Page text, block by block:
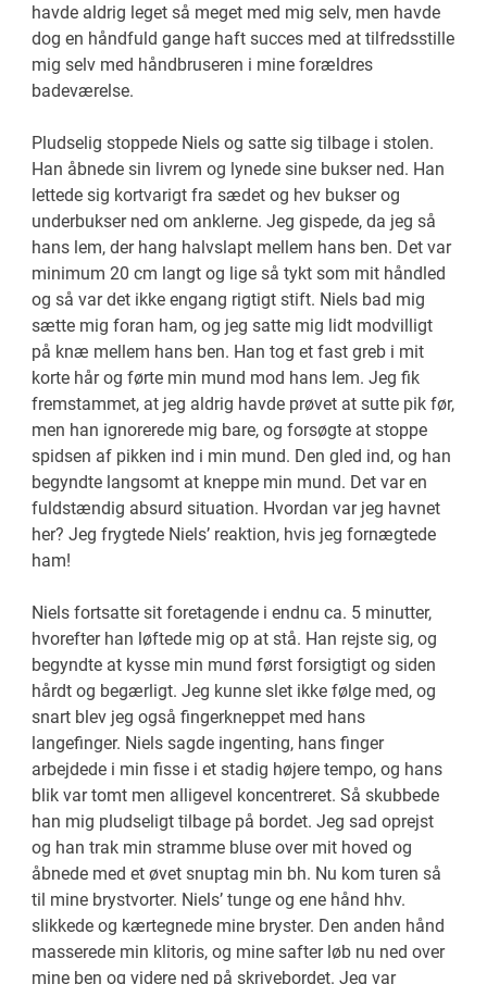
havde aldrig leget så meget med mig selv, men havde
dog en håndfuld gange haft succes med at tilfredsstille
mig selv med håndbruseren i mine forældres
badeværelse.
Pludselig stoppede Niels og satte sig tilbage i stolen.
Han åbnede sin livrem og lynede sine bukser ned. Han
lettede sig kortvarigt fra sædet og hev bukser og
underbukser ned om anklerne. Jeg gispede, da jeg så
hans lem, der hang halvslapt mellem hans ben. Det var
minimum 20 cm langt og lige så tykt som mit håndled
og så var det ikke engang rigtigt stift. Niels bad mig
sætte mig foran ham, og jeg satte mig lidt modvilligt
på knæ mellem hans ben. Han tog et fast greb i mit
korte hår og førte min mund mod hans lem. Jeg fik
fremstammet, at jeg aldrig havde prøvet at sutte pik før,
men han ignorerede mig bare, og forsøgte at stoppe
spidsen af pikken ind i min mund. Den gled ind, og han
begyndte langsomt at kneppe min mund. Det var en
fuldstændig absurd situation. Hvordan var jeg havnet
her? Jeg frygtede Niels’ reaktion, hvis jeg fornægtede
ham!
Niels fortsatte sit foretagende i endnu ca. 5 minutter,
hvorefter han løftede mig op at stå. Han rejste sig, og
begyndte at kysse min mund først forsigtigt og siden
hårdt og begærligt. Jeg kunne slet ikke følge med, og
snart blev jeg også fingerkneppet med hans
langefinger. Niels sagde ingenting, hans finger
arbejdede i min fisse i et stadig højere tempo, og hans
blik var tomt men alligevel koncentreret. Så skubbede
han mig pludseligt tilbage på bordet. Jeg sad oprejst
og han trak min stramme bluse over mit hoved og
åbnede med et øvet snuptag min bh. Nu kom turen så
til mine brystvorter. Niels’ tunge og ene hånd hhv.
slikkede og kærtegnede mine bryster. Den anden hånd
masserede min klitoris, og mine safter løb nu ned over
mine ben og videre ned på skrivebordet. Jeg var